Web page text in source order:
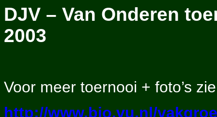
DJV – Van Onderen
2003
Voor meer toernooi + foto’s
http://www.bio.vu.nl/